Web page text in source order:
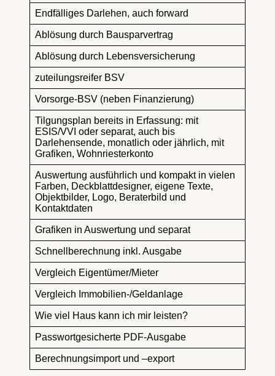
Endfälliges Darlehen, auch forward
Ablösung durch Bausparvertrag
Ablösung durch Lebensversicherung
zuteilungsreifer BSV
Vorsorge-BSV (neben Finanzierung)
Tilgungsplan bereits in Erfassung: mit
ESIS/VVI oder separat, auch bis
Darlehensende, monatlich oder jährlich, mit
Grafiken, Wohnriesterkonto
Auswertung ausführlich und kompakt in vielen
Farben, Deckblattdesigner, eigene Texte,
Objektbilder, Logo, Beraterbild und
Kontaktdaten
Grafiken in Auswertung und separat
Schnellberechnung inkl. Ausgabe
Vergleich Eigentümer/Mieter
Vergleich Immobilien-/Geldanlage
Wie viel Haus kann ich mir leisten?
Passwortgesicherte PDF-Ausgabe
Berechnungsimport und –export